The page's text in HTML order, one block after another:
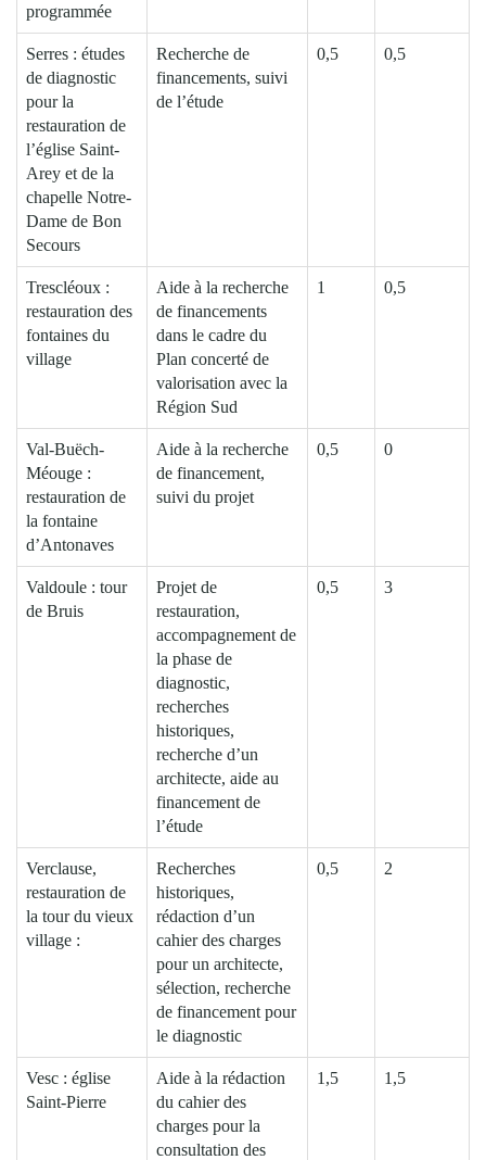
programmée
Serres : études
de diagnostic
pour la
restauration de
l’église Saint-
Arey et de la
chapelle Notre-
Dame de Bon
Secours
Recherche de
financements, suivi
de l’étude
0,5 0,5
Trescléoux :
restauration des
fontaines du
village
Aide à la recherche
de financements
dans le cadre du
Plan concerté de
valorisation avec la
Région Sud
1 0,5
Val-Buëch-
Méouge :
restauration de
la fontaine
d’Antonaves
Aide à la recherche
de financement,
suivi du projet
0,5 0
Valdoule : tour
de Bruis
Projet de
restauration,
accompagnement de
la phase de
diagnostic,
recherches
historiques,
recherche d’un
architecte, aide au
financement de
l’étude
0,5 3
Verclause,
restauration de
la tour du vieux
village :
Recherches
historiques,
rédaction d’un
cahier des charges
pour un architecte,
sélection, recherche
de financement pour
le diagnostic
0,5 2
Vesc : église
Saint-Pierre
Aide à la rédaction
du cahier des
charges pour la
consultation des
1,5 1,5